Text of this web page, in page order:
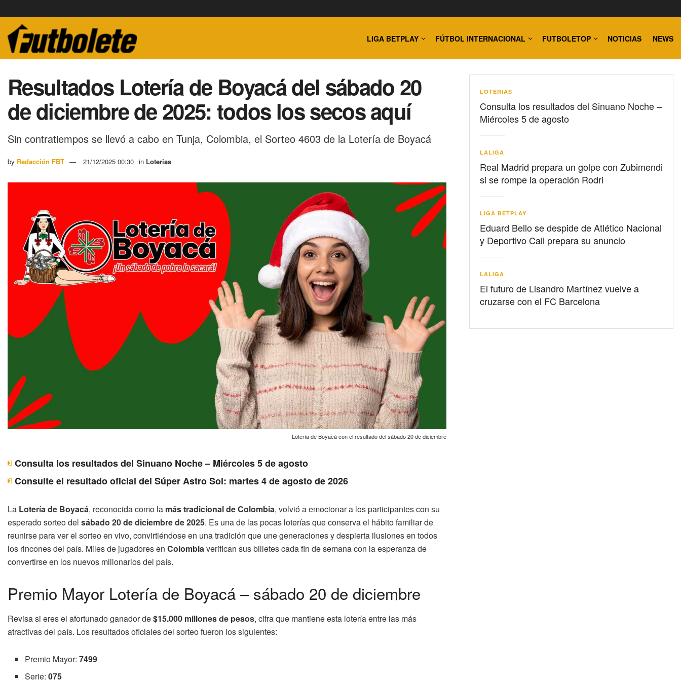
LIGA BETPLAY FÚTBOL INTERNACIONAL FUTBOLETOP NOTICIAS NEWS
Resultados Lotería de Boyacá del sábado 20
de diciembre de 2025: todos los secos aquí
Sin contratiempos se llevó a cabo en Tunja, Colombia, el Sorteo 4603 de la Lotería de Boyacá
by Redacción FBT 21/12/2025 00:30 in Loterias
Lotería de Boyacá con el resultado del sábado 20 de diciembre
Consulta los resultados del Sinuano Noche – Miércoles 5 de agosto
Consulte el resultado oficial del Súper Astro Sol: martes 4 de agosto de 2026
La Lotería de Boyacá, reconocida como la más tradicional de Colombia, volvió a emocionar a los participantes con su
esperado sorteo del sábado 20 de diciembre de 2025. Es una de las pocas loterías que conserva el hábito familiar de
reunirse para ver el sorteo en vivo, convirtiéndose en una tradición que une generaciones y despierta ilusiones en todos
los rincones del país. Miles de jugadores en Colombiaverifican sus billetes cada fin de semana con la esperanza de
convertirse en los nuevos millonarios del país.
Premio Mayor Lotería de Boyacá – sábado 20 de diciembre
Revisa si eres el afortunado ganador de$15.000 millones de pesos, cifra que mantiene esta lotería entre las más
atractivas del país. Los resultados oficiales del sorteo fueron los siguientes:
Premio Mayor:7499
Serie:075
LOTERIAS
Consulta los resultados del Sinuano Noche –
Miércoles 5 de agosto
LALIGA
Real Madrid prepara un golpe con Zubimendi
si se rompe la operación Rodri
LIGA BETPLAY
Eduard Bello se despide de Atlético Nacional
y Deportivo Cali prepara su anuncio
LALIGA
El futuro de Lisandro Martínez vuelve a
cruzarse con el FC Barcelona